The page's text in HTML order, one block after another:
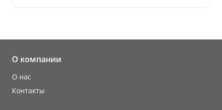
О компании
О нас
Контакты